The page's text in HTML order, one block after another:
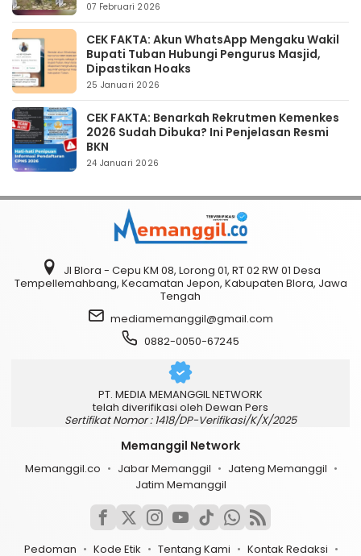
07 Februari 2026
CEK FAKTA: Akun WhatsApp Mengaku Wakil
Bupati Tuban Hubungi Pengurus Masjid,
Dipastikan Hoaks
25 Januari 2026
CEK FAKTA: Benarkah Rekrutmen Kemenkes
2026 Sudah Dibuka? Ini Penjelasan Resmi
BKN
24 Januari 2026
Jl Blora - Cepu KM 08, Lorong 01, RT 02 RW 01 Desa
Tempellemahbang, Kecamatan Jepon, Kabupaten Blora, Jawa
Tengah
mediamemanggil@gmail.com
0882-0050-67245
PT. MEDIA MEMANGGIL NETWORK
telah diverifikasi oleh Dewan Pers
Sertifikat Nomor : 1418/DP-Verifikasi/K/X/2025
Memanggil Network
Memanggil.co Jabar Memanggil
Jateng Memanggil
Jatim Memanggil
Pedoman Kode Etik Tentang Kami Kontak Redaksi